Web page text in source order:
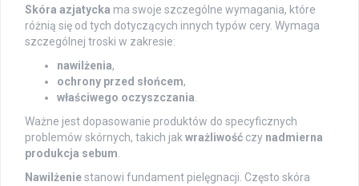
Skóra azjatycka ma swoje szczególne wymagania, które
różnią się od tych dotyczących innych typów cery. Wymaga
szczególnej troski w zakresie:
nawilżenia,
ochrony przed słońcem,
właściwego oczyszczania
Ważne jest dopasowanie produktów do specyficznych
problemów skórnych, takich jak wrażliwość czy nadmierna
produkcja sebum
Nawilżeniestanowi fundament pielęgnacji. Często skóra